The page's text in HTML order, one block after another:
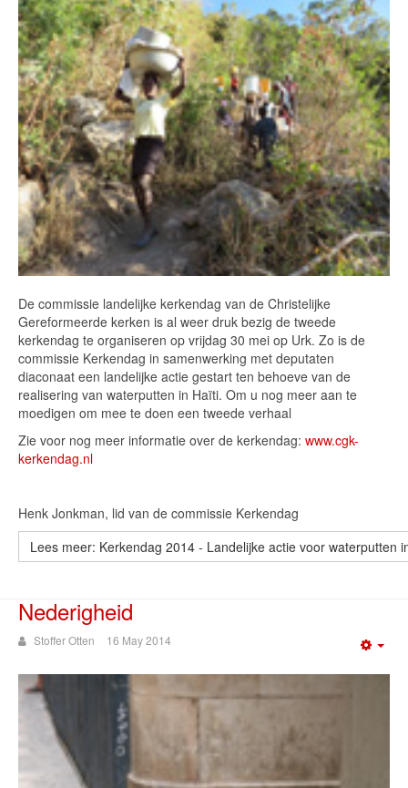
De commissie landelijke kerkendag van de Christelijke
Gereformeerde kerken is al weer druk bezig de tweede
kerkendag te organiseren op vrijdag 30 mei op Urk. Zo is de
commissie Kerkendag in samenwerking met deputaten
diaconaat een landelijke actie gestart ten behoeve van de
realisering van waterputten in Haïti. Om u nog meer aan te
moedigen om mee te doen een tweede verhaal
Zie voor nog meer informatie over de kerkendag: www.cgk-
kerkendag.nl
Henk Jonkman, lid van de commissie Kerkendag
Lees meer: Kerkendag 2014 - Landelijke actie voor waterputten
Nederigheid
Stoffer Otten 16 May 2014